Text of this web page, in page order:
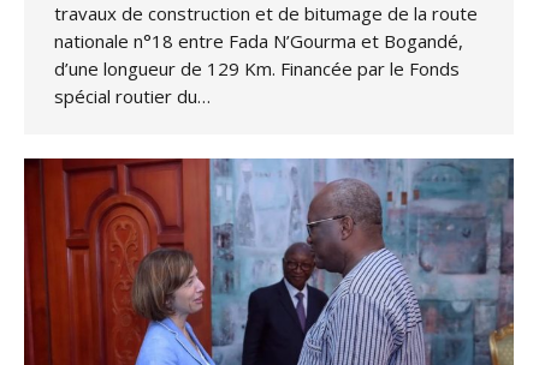
travaux de construction et de bitumage de la route
nationale n°18 entre Fada N’Gourma et Bogandé,
d’une longueur de 129 Km. Financée par le Fonds
spécial routier du…